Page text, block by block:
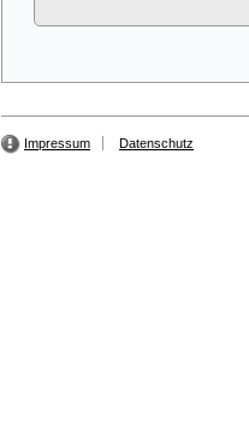
Impressum Datenschutz